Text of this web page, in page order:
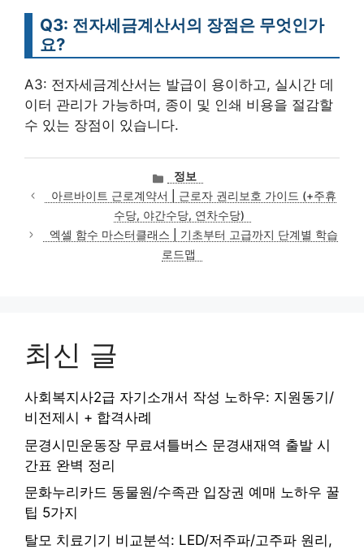
Q3: 전자세금계산서의 장점은 무엇인가
요?
A3: 전자세금계산서는 발급이 용이하고, 실시간 데
이터 관리가 가능하며, 종이 및 인쇄 비용을 절감할
수 있는 장점이 있습니다.
카
테
고
리
정보
아르바이트 근로계약서 | 근로자 권리보호 가이드 (+주휴
수당, 야간수당, 연차수당)
엑셀 함수 마스터클래스 | 기초부터 고급까지 단계별 학습
로드맵
최신 글
사회복지사2급 자기소개서 작성 노하우: 지원동기/
비전제시 + 합격사례
문경시민운동장 무료셔틀버스 문경새재역 출발 시
간표 완벽 정리
문화누리카드 동물원/수족관 입장권 예매 노하우 꿀
팁 5가지
탈모 치료기기 비교분석: LED/저주파/고주파 원리,